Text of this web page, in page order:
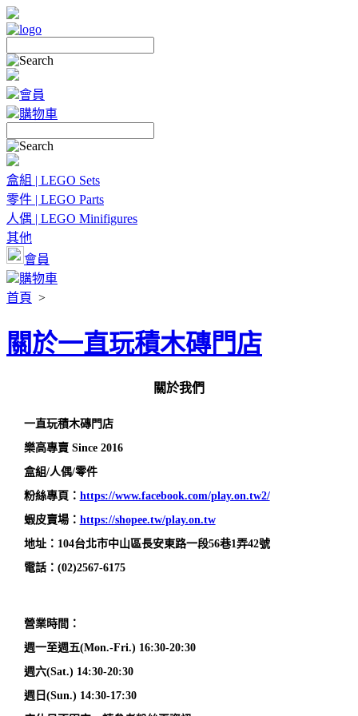
會員
購物車
盒組 | LEGO Sets
零件 | LEGO Parts
人偶 | LEGO Minifigures
其他
會員
購物車
首頁 >
關於一直玩積木磚門店
關於我們
一直玩積木磚門店
樂高專賣 Since 2016
盒組/人偶/零件
粉絲專頁： https://www.facebook.com/play.on.tw2/
蝦皮賣場： https://shopee.tw/play.on.tw
地址：104台北市中山區長安東路一段56巷1弄42號
電話：(02)2567-6175
營業時間：
週一至週五(Mon.-Fri.) 16:30-20:30
週六(Sat.) 14:30-20:30
週日(Sun.) 14:30-17:30